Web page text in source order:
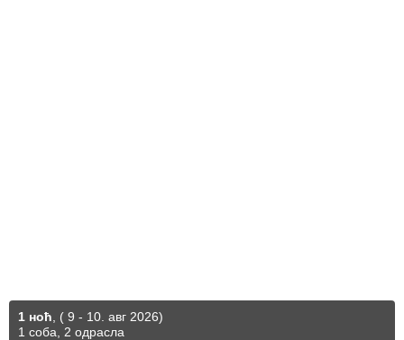
1 ноћ
( 9 - 10. авг 2026)
1 соба, 2 одрасла